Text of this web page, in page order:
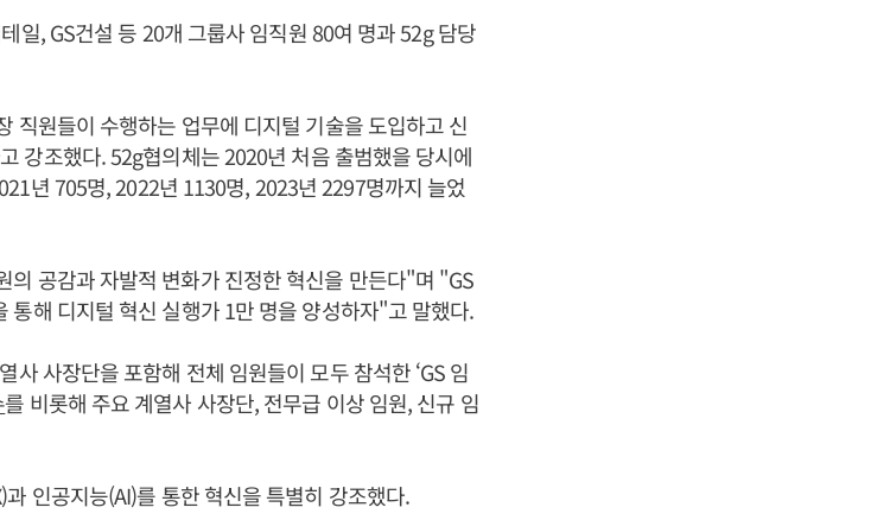
일, GS건설 등 20개 그룹사 임직원 80여 명과 52g 담당
직원들이 수행하는 업무에 디지털 기술을 도입하고 신
강조했다. 52g협의체는 2020년 처음 출범했을 당시에
년 705명, 2022년 1130명, 2023년 2297명까지 늘었
의 공감과 자발적 변화가 진정한 혁신을 만든다"며 "GS
통해 디지털 혁신 실행가 1만 명을 양성하자"고 말했다.
사 사장단을 포함해 전체 임원들이 모두 참석한 ‘GS 임
를 비롯해 주요 계열사 사장단, 전무급 이상 임원, 신규 임
인공지능(AI)를 통한 혁신을 특별히 강조했다.